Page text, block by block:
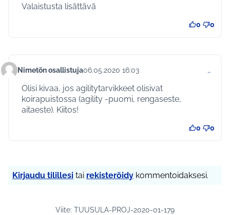
Valaistusta lisättävä
0 0
Kommentti 347
Nimetön osallistuja06.05.2020 16:03 …
Olisi kivaa, jos agilitytarvikkeet olisivat
koirapuistossa (agility -puomi, rengaseste,
aitaeste). Kiitos!
0 0
Kirjaudu tilillesi tai rekisteröidy kommentoidaksesi.
Viite: TUUSULA-PROJ-2020-01-179